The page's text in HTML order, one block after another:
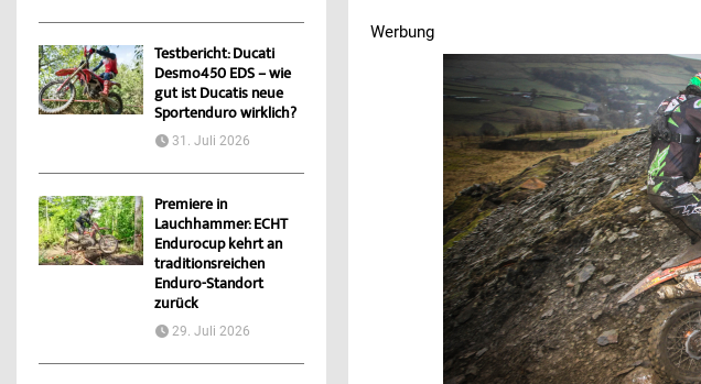
Werbung
Testbericht: Ducati
Desmo450 EDS – wie
gut ist Ducatis neue
Sportenduro wirklich?
31. Juli 2026
Premiere in
Lauchhammer: ECHT
Endurocup kehrt an
traditionsreichen
Enduro-Standort
zurück
29. Juli 2026